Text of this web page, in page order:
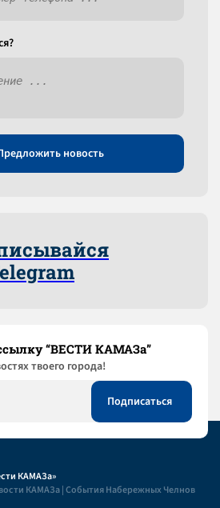
новость
“ВЕСТИ КАМАЗа”
твоего города!
КАМАЗа»
КАМАЗа | События Набережных Челнов